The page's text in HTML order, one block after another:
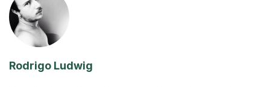
Rodrigo Ludwig